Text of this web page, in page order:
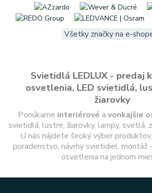
Všetky značky na e-
Svietidlá LEDLUX - predaj
osvetlenia, LED svietidlá,
žiarovky
Ponúkame interiérové a vonkajšie
svietidlá, lustre, žiarovky, lampy, svetlá,
U nás nájdete široký výber
poradenstvo, návrhy svietidiel, montáž
osvetlenia na jednom